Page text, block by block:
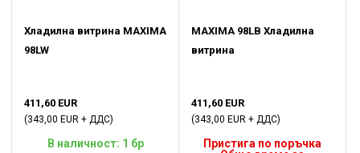
Хладилна витрина MAXIMA
98LW
411,60 EUR
(343,00 EUR + ДДС)
В наличност: 1 бр
MAXIMA 98LB Хладилна
витрина
411,60 EUR
(343,00 EUR + ДДС)
Пристига по поръчка